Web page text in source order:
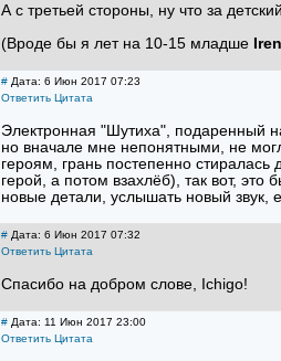
А с третьей стороны, ну что за
(Вроде бы я лет на 10-15 младше
# Дата: 6 Июн 2017 07:23
Ответить Цитата
Электронная "Шутиха", подаренный
но вначале мне непонятными, не
героям, грань постепенно
герой, а потом взахлёб), так вот,
новые детали, услышать новый звук,
# Дата: 6 Июн 2017 07:32
Ответить Цитата
Спасибо на добром слове, Ichigo!
# Дата: 11 Июн 2017 23:00
Ответить Цитата